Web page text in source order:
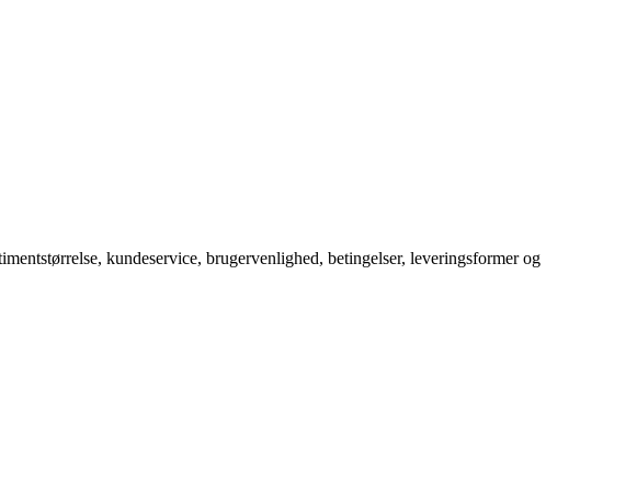
kundeservice, brugervenlighed, betingelser, leveringsformer og